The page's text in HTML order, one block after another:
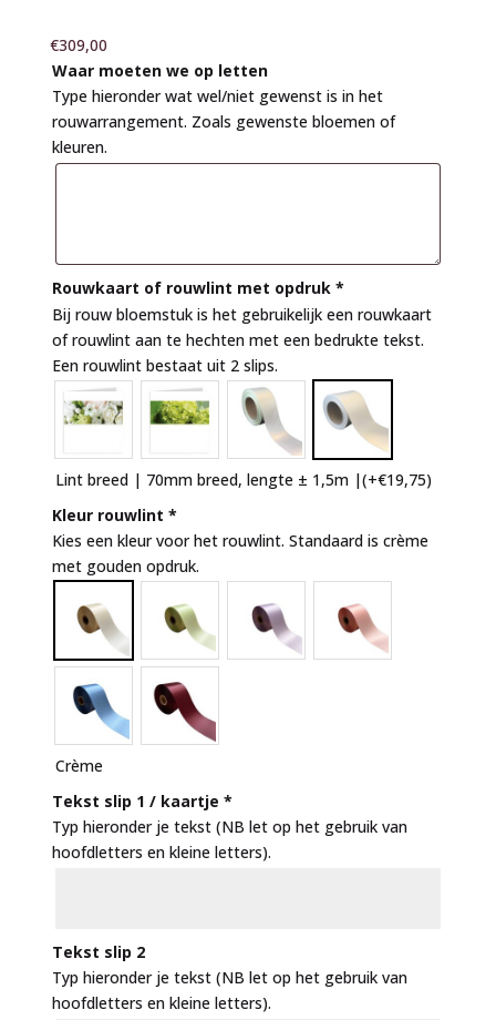
€309,00
Waar moeten we op letten
Type hieronder wat wel/niet gewenst is in het
rouwarrangement. Zoals gewenste bloemen of
kleuren.
Rouwkaart of rouwlint met opdruk *
Bij rouw bloemstuk is het gebruikelijk een rouwkaart
of rouwlint aan te hechten met een bedrukte tekst.
Een rouwlint bestaat uit 2 slips.
Lint breed | 70mm breed, lengte ± 1,5m |(+€19,75)
Kleur rouwlint *
Kies een kleur voor het rouwlint. Standaard is crème
met gouden opdruk.
Crème
Tekst slip 1 / kaartje *
Typ hieronder je tekst (NB let op het gebruik van
hoofdletters en kleine letters).
Tekst slip 2
Typ hieronder je tekst (NB let op het gebruik van
hoofdletters en kleine letters).